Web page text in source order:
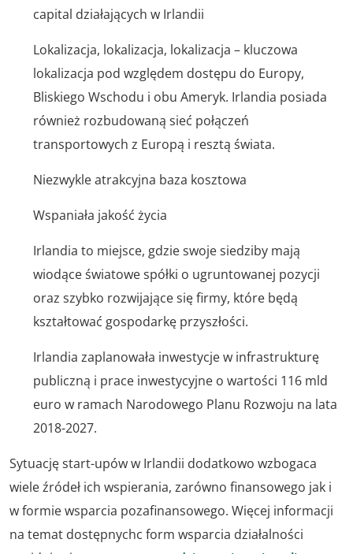
capital działających w Irlandii
Lokalizacja, lokalizacja, lokalizacja – kluczowa
lokalizacja pod względem dostępu do Europy,
Bliskiego Wschodu i obu Ameryk. Irlandia posiada
również rozbudowaną sieć połączeń
transportowych z Europą i resztą świata.
Niezwykle atrakcyjna baza kosztowa
Wspaniała jakość życia
Irlandia to miejsce, gdzie swoje siedziby mają
wiodące światowe spółki o ugruntowanej pozycji
oraz szybko rozwijające się firmy, które będą
kształtować gospodarkę przyszłości.
Irlandia zaplanowała inwestycje w infrastrukturę
publiczną i prace inwestycyjne o wartości 116 mld
euro w ramach Narodowego Planu Rozwoju na lata
2018-2027.
Sytuację start-upów w Irlandii dodatkowo wzbogaca
wiele źródeł ich wspierania, zarówno finansowego jak i
w formie wsparcia pozafinansowego. Więcej informacji
na temat dostępnychc form wsparcia działalności